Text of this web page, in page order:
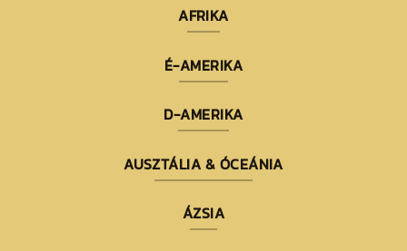
AFRIKA
É-AMERIKA
D-AMERIKA
AUSZTÁLIA & ÓCEÁNIA
ÁZSIA